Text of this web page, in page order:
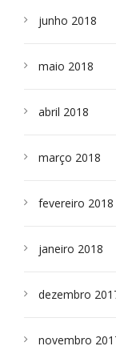
junho 2018
maio 2018
abril 2018
março 2018
fevereiro 2018
janeiro 2018
dezembro
novembro